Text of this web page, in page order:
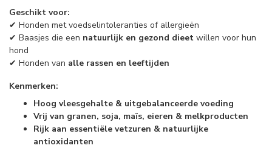
Geschikt voor:
✔ Honden met voedselintoleranties of allergieën
✔ Baasjes die een natuurlijk en gezond dieet willen voor hun
hond
✔ Honden van alle rassen en leeftijden
Kenmerken:
Hoog vleesgehalte & uitgebalanceerde voeding
Vrij van granen, soja, maïs, eieren & melkproducten
Rijk aan essentiële vetzuren & natuurlijke
antioxidanten